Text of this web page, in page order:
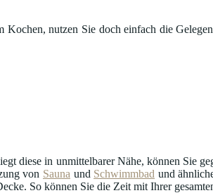
nutzen Sie doch einfach die
diese in unmittelbarer Nähe, können Sie
von Sauna und Schwimmbad und
So können Sie die Zeit mit Ihrer